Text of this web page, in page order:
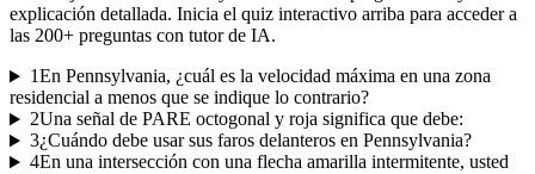
explicación detallada. Inicia el quiz interactivo arriba para acceder a
las 200+ preguntas con tutor de IA.
1En Pennsylvania, ¿cuál es la velocidad máxima en una zona
residencial a menos que se indique lo contrario?
2Una señal de PARE octogonal y roja significa que debe:
3¿Cuándo debe usar sus faros delanteros en Pennsylvania?
4En una intersección con una flecha amarilla intermitente, usted